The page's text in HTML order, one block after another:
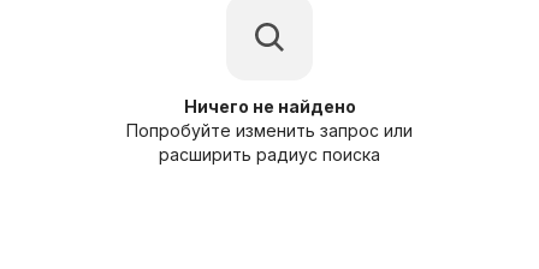
Ничего не найдено
Попробуйте изменить запрос или
расширить радиус поиска